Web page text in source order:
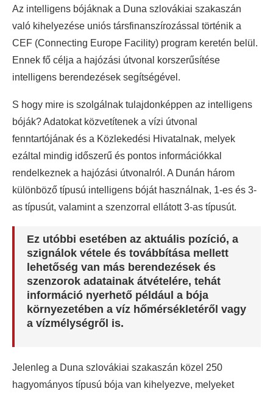
Az intelligens bójáknak a Duna szlovákiai szakaszán
való kihelyezése uniós társfinanszírozással történik a
CEF (Connecting Europe Facility) program keretén belül.
Ennek fő célja a hajózási útvonal korszerűsítése
intelligens berendezések segítségével.
S hogy mire is szolgálnak tulajdonképpen az intelligens
bóják? Adatokat közvetítenek a vízi útvonal
fenntartójának és a Közlekedési Hivatalnak, melyek
ezáltal mindig időszerű és pontos információkkal
rendelkeznek a hajózási útvonalról. A Dunán három
különböző típusú intelligens bóját használnak, 1-es és 3-
as típusút, valamint a szenzorral ellátott 3-as típusút.
Ez utóbbi esetében az aktuális pozíció, a
szignálok vétele és továbbítása mellett
lehetőség van más berendezések és
szenzorok adatainak átvételére, tehát
információ nyerhető például a bója
környezetében a víz hőmérsékletéről vagy
a vízmélységről is.
Jelenleg a Duna szlovákiai szakaszán közel 250
hagyományos típusú bója van kihelyezve, melyeket